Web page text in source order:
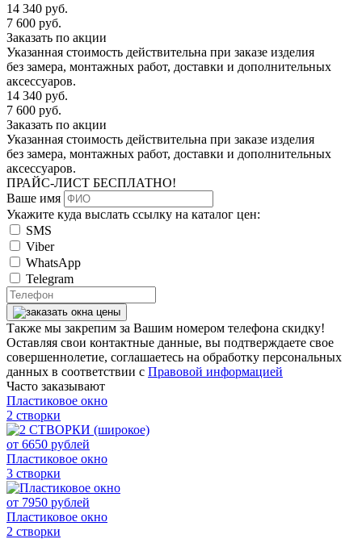
14 340 руб.
7 600 руб.
Заказать по акции
Указанная стоимость действительна при заказе изделия
без замера, монтажных работ, доставки и дополнительных
аксессуаров.
14 340 руб.
7 600 руб.
Заказать по акции
Указанная стоимость действительна при заказе изделия
без замера, монтажных работ, доставки и дополнительных
аксессуаров.
ПРАЙС-ЛИСТ БЕСПЛАТНО!
Ваше имя
Укажите куда выслать ссылку на каталог цен:
SMS
Viber
WhatsApp
Telegram
Также мы закрепим за Вашим номером телефона скидку!
Оставляя свои контактные данные, вы подтверждаете свое
совершеннолетие, соглашаетесь на обработку персональных
данных в соответствии с Правовой информацией
Часто заказывают
Пластиковое окно
2 створки
от 6650 рублей
Пластиковое окно
3 створки
от 7950 рублей
Пластиковое окно
2 створки